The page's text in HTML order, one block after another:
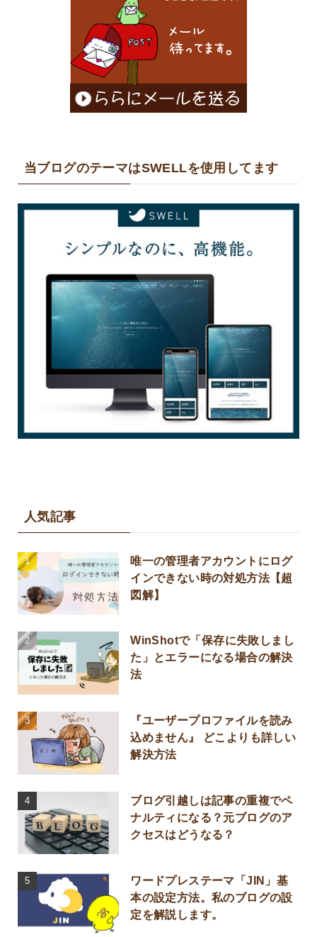
当ブログのテーマはSWELLを使用してます
人気記事
唯一の管理者アカウントにログ
インできない時の対処方法【超
図解】
WinShotで「保存に失敗しまし
た」とエラーになる場合の解決
法
『ユーザープロファイルを読み
込めません』 どこよりも詳しい
解決方法
ブログ引越しは記事の重複でペ
ナルティになる？元ブログのア
クセスはどうなる？
ワードプレステーマ「JIN」基
本の設定方法。私のブログの設
定を解説します。